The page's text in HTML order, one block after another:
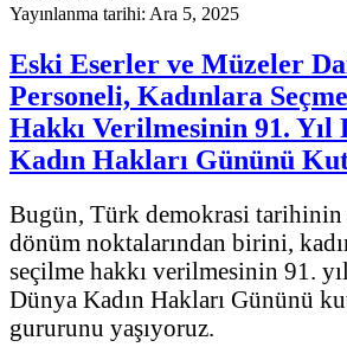
Yayınlanma tarihi: Ara 5, 2025
Eski Eserler ve Müzeler
Personeli, Kadınlara
Hakkı Verilmesinin 91. Yıl
Kadın Hakları Gününü
Bugün, Türk demokrasi tarihinin
dönüm noktalarından birini,
seçilme hakkı verilmesinin 91.
Dünya Kadın Hakları Gününü
gururunu yaşıyoruz.